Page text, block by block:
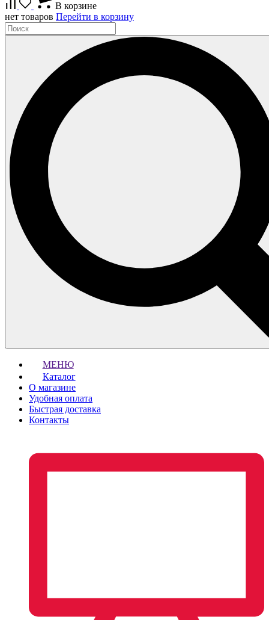
В корзине
нет товаров Перейти в корзину
МЕНЮ
Каталог
О магазине
Удобная оплата
Быстрая доставка
Контакты